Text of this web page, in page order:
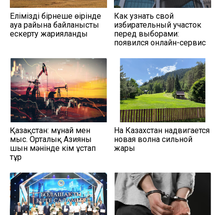
Еліміздің бірнеше өңірінде
ауа райына байланысты
ескерту жарияланды
Как узнать свой
избирательный участок
перед выборами:
появился онлайн-сервис
Қазақстан: мұнай мен
мыс. Орталық Азияны
шын мәнінде кім ұстап
тұр
На Казахстан надвигается
новая волна сильной
жары